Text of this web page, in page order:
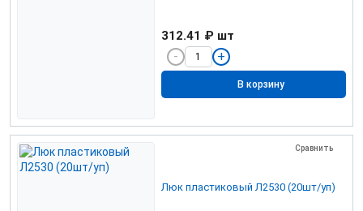
312.41 ₽ шт
В корзину
Сравнить
Люк пластиковый Л2530 (20шт/уп)